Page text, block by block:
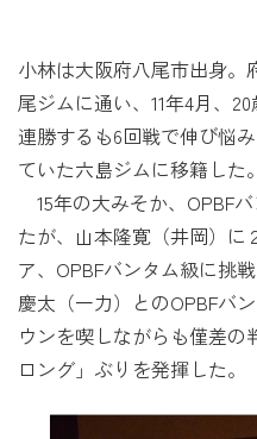
小林は大阪府八尾市出身。
尾ジムに通い、11年4月、
連勝するも6回戦で伸び悩
ていた六島ジムに移籍した。
15年の大みそか、OPBF
たが、山本隆寛（井岡）に
ア、OPBFバンタム級に挑
慶太（一力）とのOPBFバ
ウンを喫しながらも僅差の
ロング」ぶりを発揮した。